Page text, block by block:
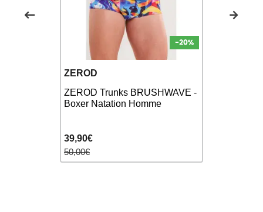
ZEROD
ZEROD Trunks BRUSHWAVE -
Boxer Natation Homme
39,90€
50,00€